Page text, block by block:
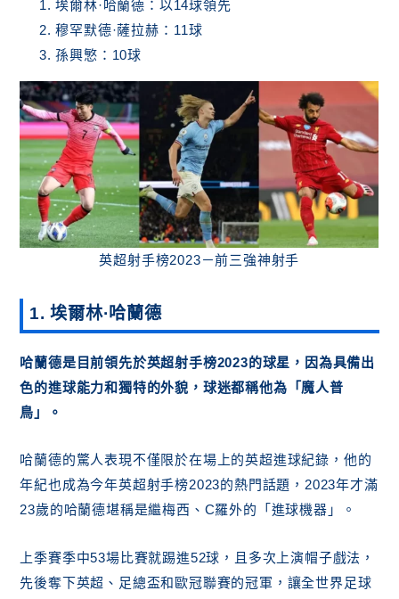
埃爾林·哈蘭德：以14球領先
穆罕默德·薩拉赫：11球
孫興慜：10球
英超射手榜2023－前三強神射手
1. 埃爾林·哈蘭德
哈蘭德是目前領先於英超射手榜2023的球星，因為具備出
色的進球能力和獨特的外貌，球迷都稱他為「魔人普
鳥」。
哈蘭德的驚人表現不僅限於在場上的英超進球紀錄，他的
年紀也成為今年英超射手榜2023的熱門話題，2023年才滿
23歲的哈蘭德堪稱是繼梅西、C羅外的「進球機器」。
上季賽季中53場比賽就踢進52球，且多次上演帽子戲法，
先後奪下英超、足總盃和歐冠聯賽的冠軍，讓全世界足球